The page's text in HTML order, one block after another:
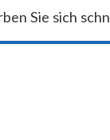
Sie sich